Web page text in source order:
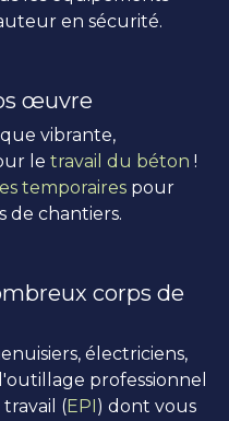
en sécurité.
œuvre
vibrante,
le travail du béton !
temporaires pour
de chantiers.
corps de
électriciens,
professionnel
(EPI ) dont vous